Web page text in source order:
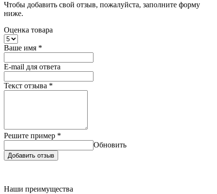
Чтобы добавить свой отзыв, пожалуйста, заполните форму
ниже.
Оценка товара
Ваше имя *
E-mail для ответа
Текст отзыва *
Решите пример *
Обновить
Добавить отзыв
Наши преимущества